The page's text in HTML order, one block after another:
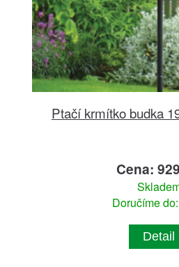
Ptačí krmítko budka
Cena:
Doručíme
Detail